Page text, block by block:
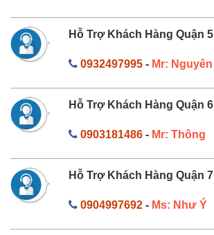
Hỗ Trợ Khách Hàng Quận 5
0932497995- Mr: Nguyên
Hỗ Trợ Khách Hàng Quận 6
0903181486- Mr: Thông
Hỗ Trợ Khách Hàng Quận 7
0904997692- Ms: Như Ý